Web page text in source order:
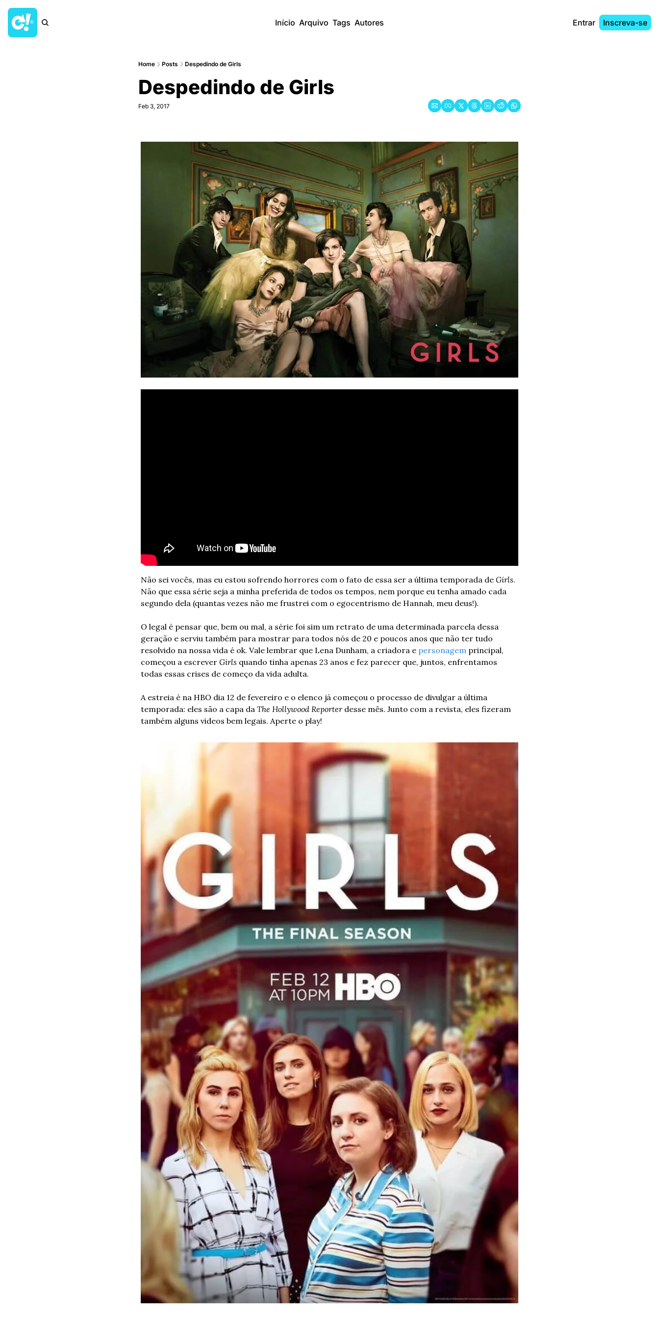
Início Arquivo Tags Autores Entrar Inscreva-se
Home Posts Despedindo de Girls
Despedindo de Girls
Feb 3, 2017
Não sei vocês, mas eu estou sofrendo horrores com o fato de essa ser a última temporada de Girls.
Não que essa série seja a minha preferida de todos os tempos, nem porque eu tenha amado cada
segundo dela (quantas vezes não me frustrei com o egocentrismo de Hannah, meu deus!).
O legal é pensar que, bem ou mal, a série foi sim um retrato de uma determinada parcela dessa
geração e serviu também para mostrar para todos nós de 20 e poucos anos que não ter tudo
resolvido na nossa vida é ok. Vale lembrar que Lena Dunham, a criadora e personagem principal,
começou a escrever Girls quando tinha apenas 23 anos e fez parecer que, juntos, enfrentamos
todas essas crises de começo da vida adulta.
A estreia é na HBO dia 12 de fevereiro e o elenco já começou o processo de divulgar a última
temporada: eles são a capa da The Hollywood Reporter desse mês. Junto com a revista, eles fizeram
também alguns videos bem legais. Aperte o play!